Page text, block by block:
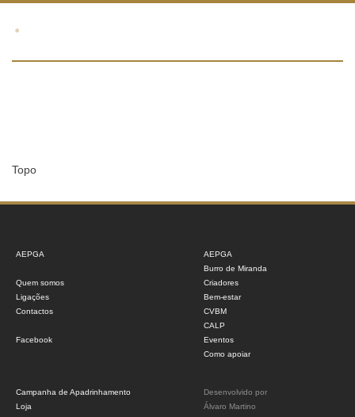
•
Topo
AEPGA
Quem somos
Ligações
Contactos
Facebook
AEPGA
Burro de Miranda
Criadores
Bem-estar
CVBM
CALP
Eventos
Como apoiar
Campanha de Apadrinhamento
Loja
Desenvolvido por
Álvaro Martino